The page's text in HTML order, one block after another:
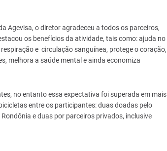
Agevisa, o diretor agradeceu a todos os parceiros,
os benefícios da atividade, tais como: ajuda no
e circulação sanguínea, protege o coração,
melhora a saúde mental e ainda economiza
no entanto essa expectativa foi superada em mais
entre os participantes: duas doadas pelo
e duas por parceiros privados, inclusive